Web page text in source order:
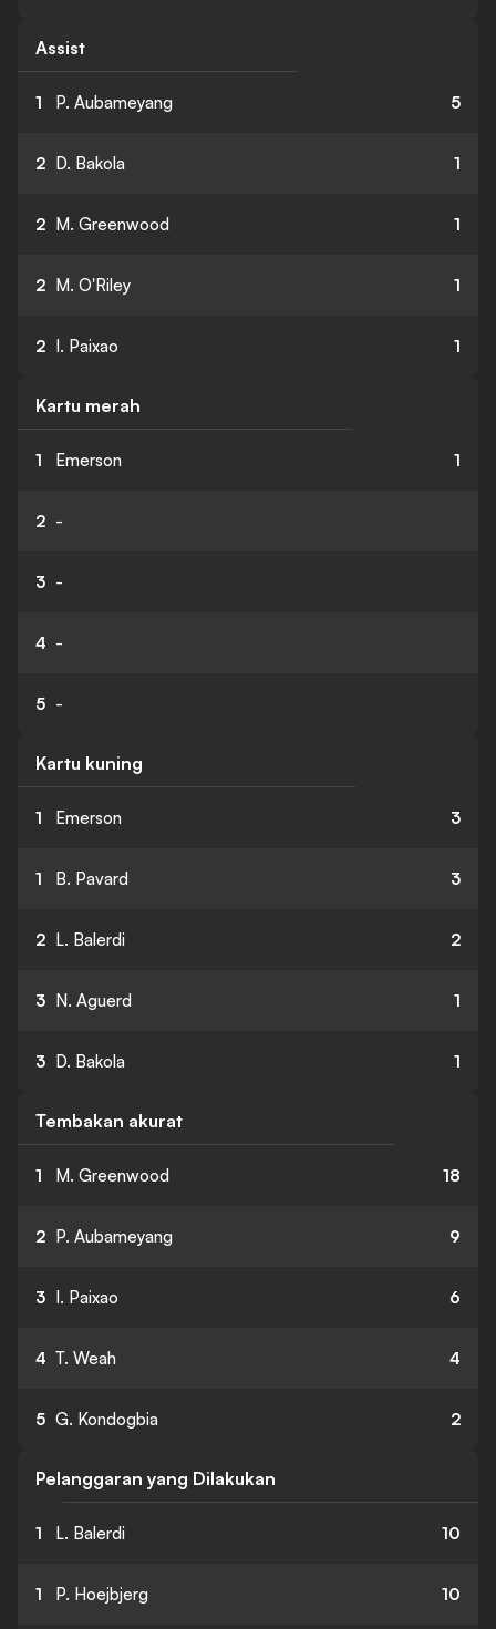
Assist
1 P. Aubameyang 5
2 D. Bakola 1
2 M. Greenwood 1
2 M. O'Riley 1
2 I. Paixao 1
Kartu merah
1 Emerson 1
2 -
3 -
4 -
5 -
Kartu kuning
1 Emerson 3
1 B. Pavard 3
2 L. Balerdi 2
3 N. Aguerd 1
3 D. Bakola 1
Tembakan akurat
1 M. Greenwood 18
2 P. Aubameyang 9
3 I. Paixao 6
4 T. Weah 4
5 G. Kondogbia 2
Pelanggaran yang Dilakukan
1 L. Balerdi 10
1 P. Hoejbjerg 10